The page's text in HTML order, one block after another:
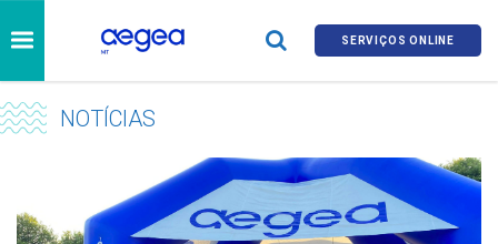
SERVIÇOS ONLINE
NOTÍCIAS